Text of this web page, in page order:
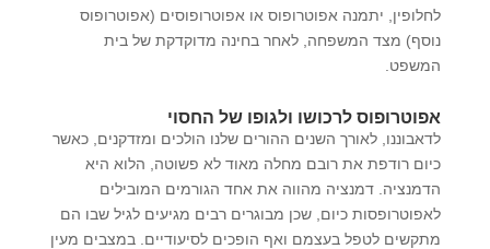
לחלופין, יתמנה אפוטרופוס או אפוטרופוסים (אפוטרופוס
נוסף) מצד המשפחה, לאחר בחינה מדוקדקת של בית
המשפט.
אפוטרופוס לרכושו ולגופו של החסוי
לדאבוננו, לאורך השנים ההורים שלנו הולכים ומזדקנים, כאשר
כיום רודפת את רובם מחלה מאוד לא פשוטה, הלוא היא
הדמנציה. דמנציה מהווה את אחד הגורמים המובילים
לאפוטרופסות כיום, שכן מבוגרים רבים מגיעים לגיל שבו הם
מתקשים לטפל בעצמם ואף הופכים לסיעודיים. במצבים מעין